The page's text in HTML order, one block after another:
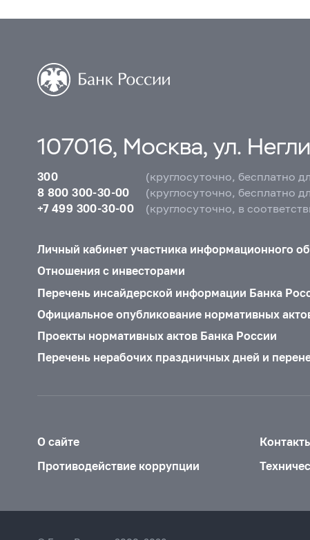
107016, Москва, ул.
300
(круглосуточно, бесплатно
8 800 300-30-00
(круглосуточно, бесплатно
+7 499 300-30-00
(круглосуточно, в
Личный кабинет участника информационного
Отношения с инвесторами
Перечень инсайдерской информации Банка
Официальное опубликование нормативных
Проекты нормативных актов Банка России
Перечень нерабочих праздничных дней и
О сайте
Противодействие коррупции